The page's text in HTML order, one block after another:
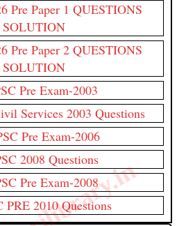
Pre Paper 1 QUESTIONS
SOLUTION
Pre Paper 2 QUESTIONS
SOLUTION
Pre Exam-2003
Services 2003 Questions
Pre Exam-2006
2008 Questions
Pre Exam-2008
PRE 2010 Questions